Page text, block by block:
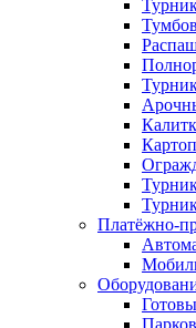
Платёжно-